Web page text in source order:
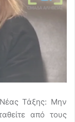
Νέας Τάξης: Μην
από τους